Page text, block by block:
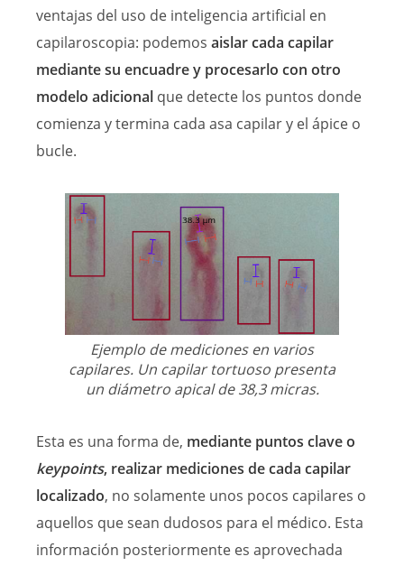
ventajas del uso de inteligencia artificial en
capilaroscopia: podemos aislar cada capilar
mediante su encuadre y procesarlo con otro
modelo adicional que detecte los puntos donde
comienza y termina cada asa capilar y el ápice o
bucle.
Ejemplo de mediciones en varios
capilares. Un capilar tortuoso presenta
un diámetro apical de 38,3 micras.
Esta es una forma de, mediante puntos clave o
keypoints, realizar mediciones de cada capilar
localizado, no solamente unos pocos capilares o
aquellos que sean dudosos para el médico. Esta
información posteriormente es aprovechada